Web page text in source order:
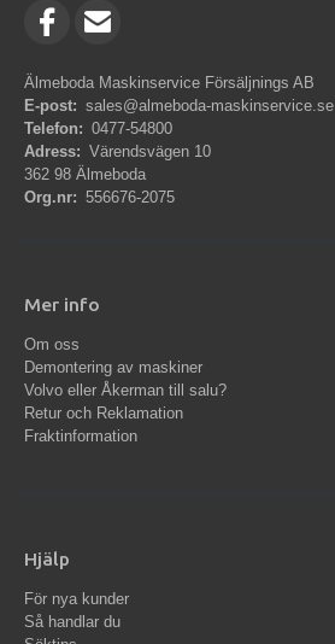
Älmeboda Maskinservice Försäljnings AB
E-post: sales@almeboda-maskinservice.se
Telefon: 0477-54800
Adress: Värendsvägen 10
362 98 Älmeboda
Org.nr: 556676-2075
Mer info
Om oss
Demontering av maskiner
Volvo eller Åkerman till salu?
Retur och Reklamation
Fraktinformation
Hjälp
För nya kunder
Så handlar du